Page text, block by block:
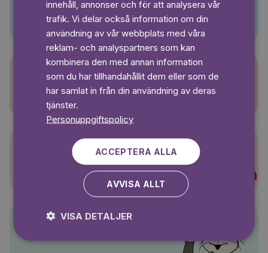
Sagasagor
Super-Charlie
innehåll, annonser och för att analysera vår
trafik. Vi delar också information om din
användning av vår webbplats med våra
reklam- och analyspartners som kan
kombinera den med annan information
som du har tillhandahållit dem eller som de
har samlat in från din användning av deras
tjänster.
Personuppgiftspolicy
ACCEPTERA ALLA
AVVISA ALLT
VISA DETALJER